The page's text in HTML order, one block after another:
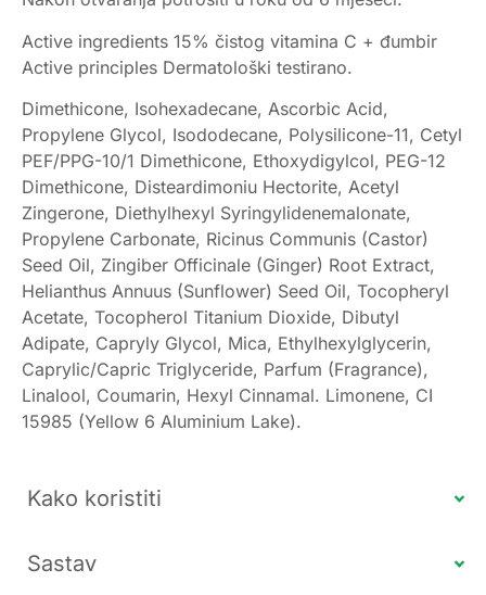
Active ingredients 15% čistog vitamina C + đumbir
Active principles Dermatološki testirano.
Dimethicone, Isohexadecane, Ascorbic Acid,
Propylene Glycol, Isododecane, Polysilicone-11, Cetyl
PEF/PPG-10/1 Dimethicone, Ethoxydigylcol, PEG-12
Dimethicone, Disteardimoniu Hectorite, Acetyl
Zingerone, Diethylhexyl Syringylidenemalonate,
Propylene Carbonate, Ricinus Communis (Castor)
Seed Oil, Zingiber Officinale (Ginger) Root Extract,
Helianthus Annuus (Sunflower) Seed Oil, Tocopheryl
Acetate, Tocopherol Titanium Dioxide, Dibutyl
Adipate, Capryly Glycol, Mica, Ethylhexylglycerin,
Caprylic/Capric Triglyceride, Parfum (Fragrance),
Linalool, Coumarin, Hexyl Cinnamal. Limonene, CI
15985 (Yellow 6 Aluminium Lake).
Kako koristiti
Sastav